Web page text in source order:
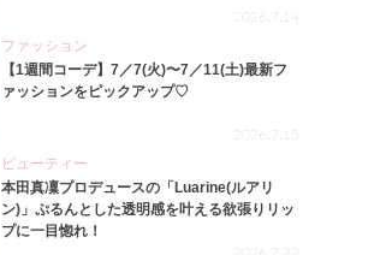
2026.7.14
ファッション
【1週間コーデ】7／7(火)〜7／11(土)最新フ
ァッションをピックアップ♡
2026.7.15
ビューティー
本田真凜プロデュースの「Luarine(ルアリ
ン)」ぷるんとした透明感を叶える欲張りリッ
プに一目惚れ！